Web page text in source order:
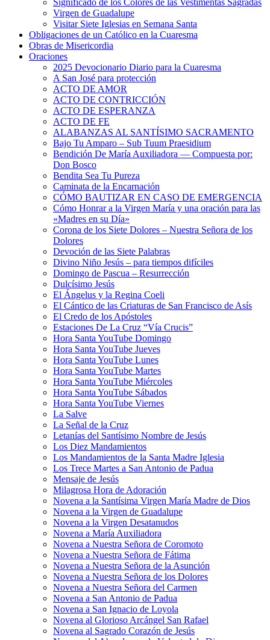
Significado de los Colores de las Vestimentas Sagradas
Virgen de Guadalupe
Visitar Siete Iglesias en Semana Santa
Obligaciones de un Católico en la Cuaresma
Obras de Misericordia
Oraciones
2025 Devocionario Diario para la Cuaresma
A San José para protección
ACTO DE AMOR
ACTO DE CONTRICCIÓN
ACTO DE ESPERANZA
ACTO DE FE
ALABANZAS AL SANTÍSIMO SACRAMENTO
Bajo Tu Amparo – Sub Tuum Praesidium
Bendición De María Auxiliadora — Compuesta por:
Don Bosco
Bendita Sea Tu Pureza
Caminata de la Encarnación
CÓMO BAUTIZAR EN CASO DE EMERGENCIA
Cómo Honrar a la Virgen María y una oración para las
«Madres en su Día»
Corona de los Siete Dolores – Nuestra Señora de los
Dolores
Devoción de las Siete Palabras
Divino Niño Jesús – para tiempos difíciles
Domingo de Pascua – Resurrección
Dulcísimo Jesús
El Ángelus y la Regina Coeli
El Cántico de las Criaturas de San Francisco de Asís
El Credo de los Apóstoles
Estaciones De La Cruz “Vía Crucis”
Hora Santa YouTube Domingo
Hora Santa YouTube Jueves
Hora Santa YouTube Lunes
Hora Santa YouTube Martes
Hora Santa YouTube Miércoles
Hora Santa YouTube Sábados
Hora Santa YouTube Viernes
La Salve
La Señal de la Cruz
Letanías del Santísimo Nombre de Jesús
Los Diez Mandamientos
Los Mandamientos de la Santa Madre Iglesia
Los Trece Martes a San Antonio de Padua
Mensaje de Jesús
Milagrosa Hora de Adoración
Novena a la Santísima Virgen María Madre de Dios
Novena a la Virgen de Guadalupe
Novena a la Virgen Desatanudos
Novena a María Auxiliadora
Novena a Nuestra Señora de Coromoto
Novena a Nuestra Señora de Fátima
Novena a Nuestra Señora de la Asunción
Novena a Nuestra Señora de los Dolores
Novena a Nuestra Señora del Carmen
Novena a San Antonio de Padua
Novena a San Ignacio de Loyola
Novena al Glorioso Arcángel San Rafael
Novena al Sagrado Corazón de Jesús